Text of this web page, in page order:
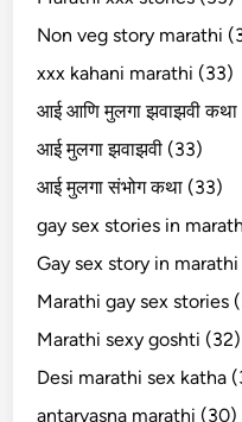
Non veg story marathi
xxx kahani marathi (33)
आई आणि मुलगा झवाझवी
आई मुलगा झवाझवी (33)
आई मुलगा संभोग कथा (33)
gay sex stories in
Gay sex story in
Marathi gay sex stories
Marathi sexy goshti (32)
Desi marathi sex katha
antarvasna marathi (30)